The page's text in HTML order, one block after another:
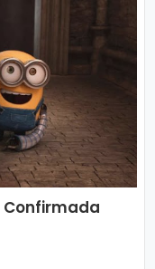
Confirmada